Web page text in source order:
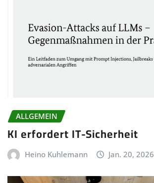
ALLGEMEIN
KI erfordert IT-Sicherheit
Heino Kuhlemann Jan. 20, 2026